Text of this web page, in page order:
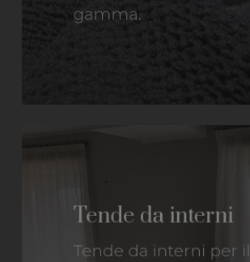
gamma.
Tende da interni
Tende da interni per il